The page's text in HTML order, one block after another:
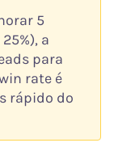
5
a
para
rate é
rápido do